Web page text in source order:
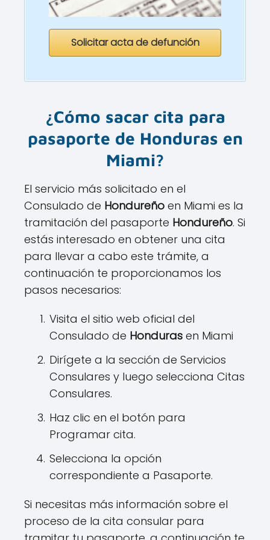
Solicitar acta de defunción
¿Cómo sacar cita para
pasaporte de Honduras en
Miami?
El servicio más solicitado en el
Consulado de Hondureño en Miami es la
tramitación del pasaporte Hondureño. Si
estás interesado en obtener una cita
para llevar a cabo este trámite, a
continuación te proporcionamos los
pasos necesarios:
Visita el sitio web oficial del
Consulado de Honduras en Miami
Dirígete a la sección de Servicios
Consulares y luego selecciona Citas
Consulares.
Haz clic en el botón para
Programar cita.
Selecciona la opción
correspondiente a Pasaporte.
Si necesitas más información sobre el
proceso de la cita consular para